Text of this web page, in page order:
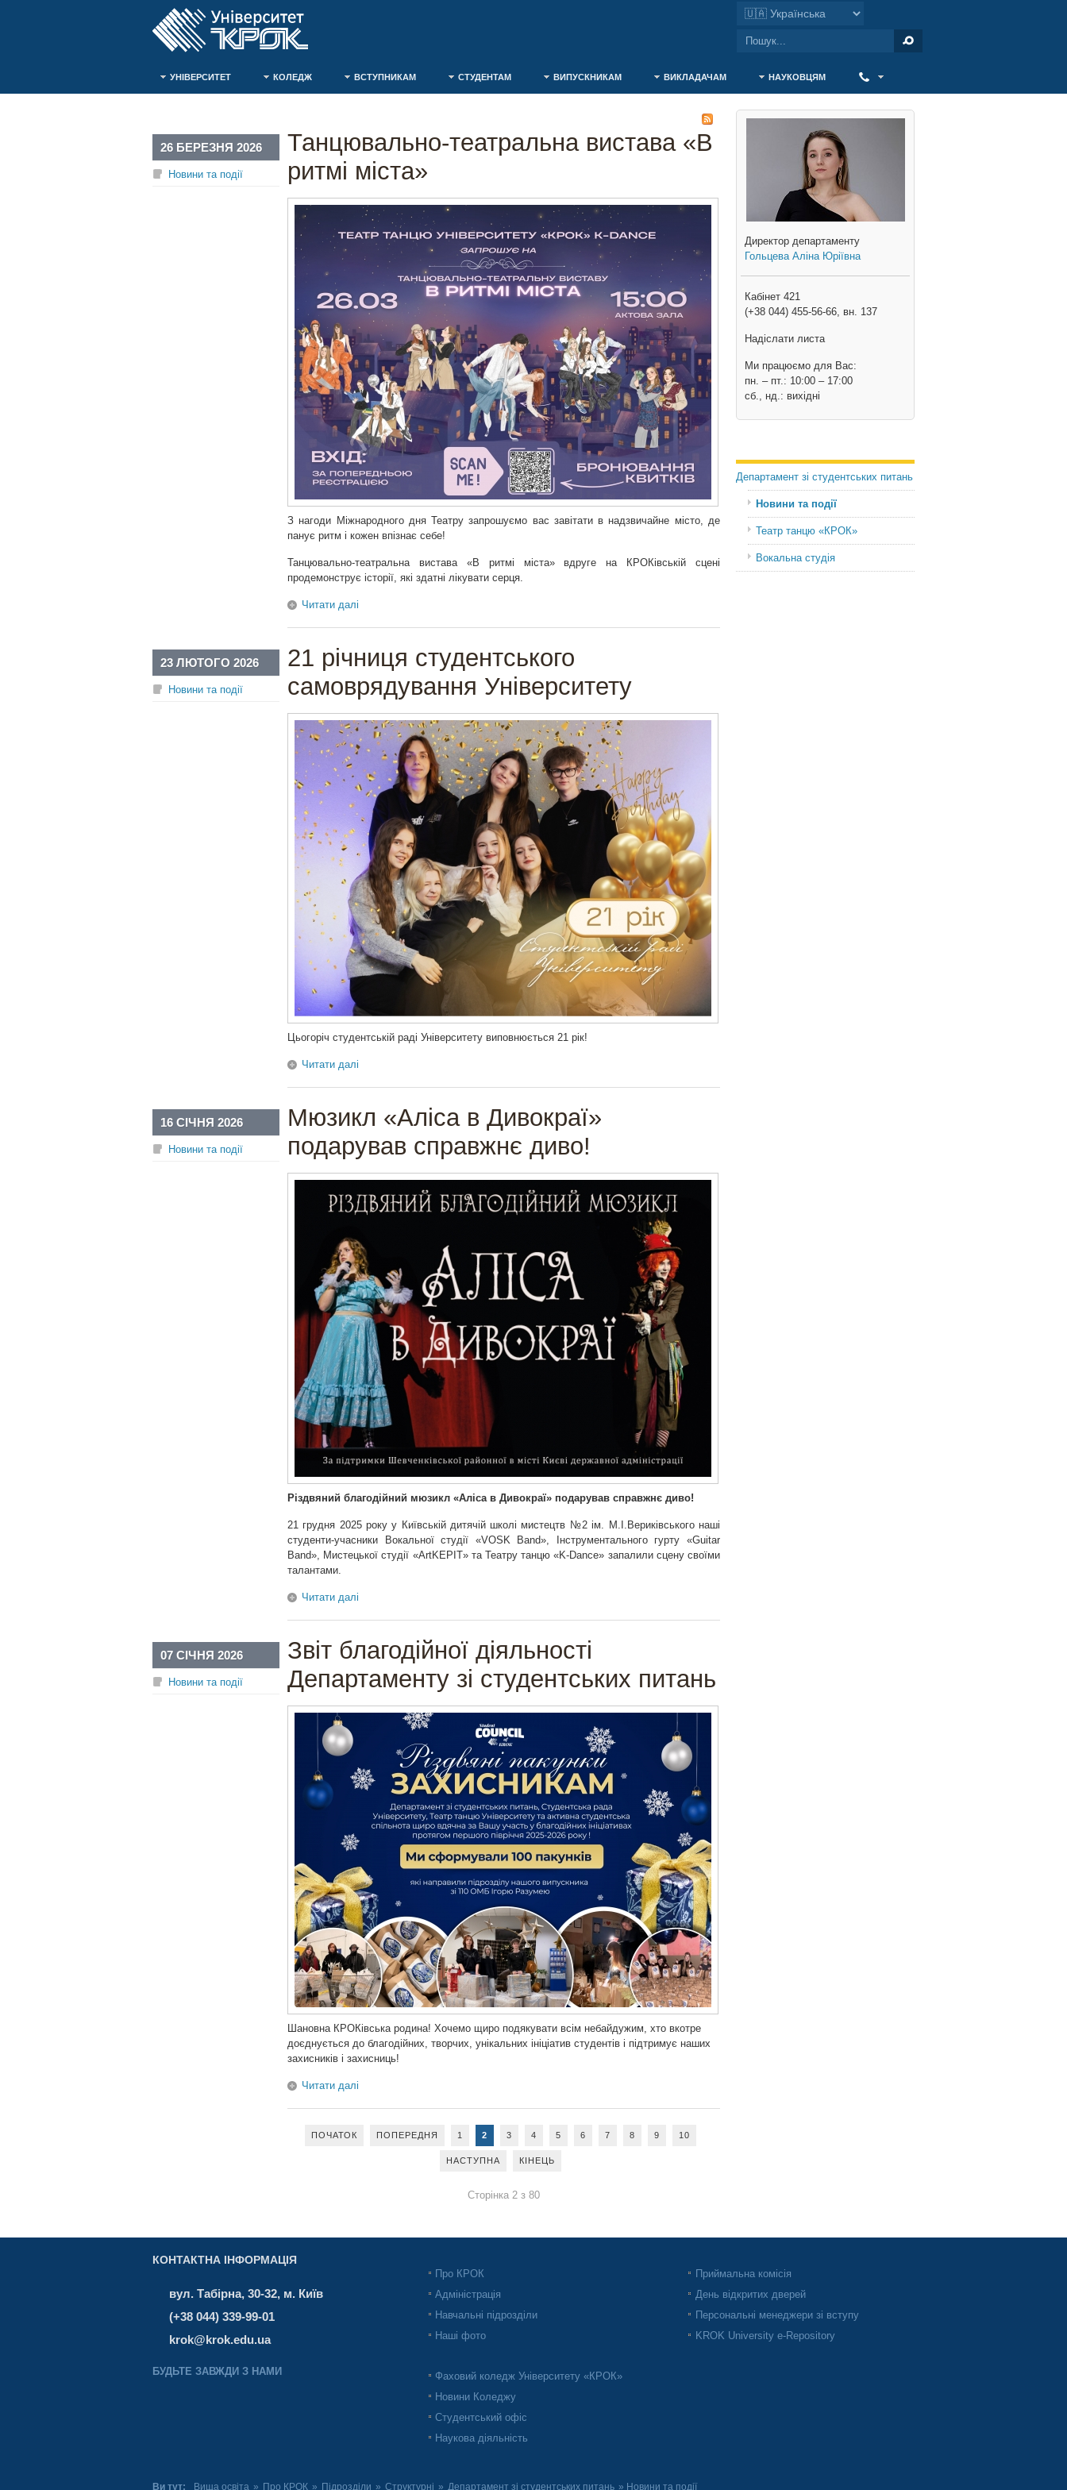
УНІВЕРСИТЕТ КОЛЕДЖ ВСТУПНИКАМ СТУДЕНТАМ ВИПУСКНИКАМ ВИКЛАДАЧАМ НАУКОВЦЯМ
Танцювально-театральна вистава «В
ритмі міста»
26 БЕРЕЗНЯ 2026
Новини та події
З нагоди Міжнародного дня Театру запрошуємо вас завітати в надзвичайне місто, де
панує ритм і кожен впізнає себе!
Танцювально-театральна вистава «В ритмі міста» вдруге на КРОКівській сцені
продемонструє історії, які здатні лікувати серця.
Читати далі
21 річниця студентського
самоврядування Університету
23 ЛЮТОГО 2026
Новини та події
Цьогоріч студентській раді Університету виповнюється 21 рік!
Читати далі
Мюзикл «Аліса в Дивокраї»
подарував справжнє диво!
16 СІЧНЯ 2026
Новини та події
Різдвяний благодійний мюзикл «Аліса в Дивокраї» подарував справжнє диво!
21 грудня 2025 року у Київській дитячій школі мистецтв №2 ім. М.І.Вериківського наші
студенти-учасники Вокальної студії «VOSK Band», Інструментального гурту «Guitar
Band», Мистецької студії «ArtKEPIT» та Театру танцю «K-Dance» запалили сцену своїми
талантами.
Читати далі
Звіт благодійної діяльності
Департаменту зі студентських питань
07 СІЧНЯ 2026
Новини та події
Шановна КРОКівська родина! Хочемо щиро подякувати всім небайдужим, хто вкотре
доєднується до благодійних, творчих, унікальних ініціатив студентів і підтримує наших
захисників і захисниць!
Читати далі
ПОЧАТОК ПОПЕРЕДНЯ 1 2 3 4 5 6 7 8 9 10
НАСТУПНА КІНЕЦЬ
Сторінка 2 з 80
Директор департаменту
Гольцева Аліна Юріївна
Кабінет 421
(+38 044) 455-56-66, вн. 137
Надіслати листа
Ми працюємо для Вас:
пн. – пт.: 10:00 – 17:00
сб., нд.: вихідні
Департамент зі студентських питань
Новини та події
Театр танцю «КРОК»
Вокальна студія
КОНТАКТНА ІНФОРМАЦІЯ
вул. Табірна, 30-32, м. Київ
(+38 044) 339-99-01
krok@krok.edu.ua
БУДЬТЕ ЗАВЖДИ З НАМИ
Про КРОК
Адміністрація
Навчальні підрозділи
Наші фото
Фаховий коледж Університету «КРОК»
Новини Коледжу
Студентський офіс
Наукова діяльність
Приймальна комісія
День відкритих дверей
Персональні менеджери зі вступу
KROK University e-Repository
Ви тут: Вища освіта » Про КРОК » Підрозділи » Структурні » Департамент зі студентських питань » Новини та події